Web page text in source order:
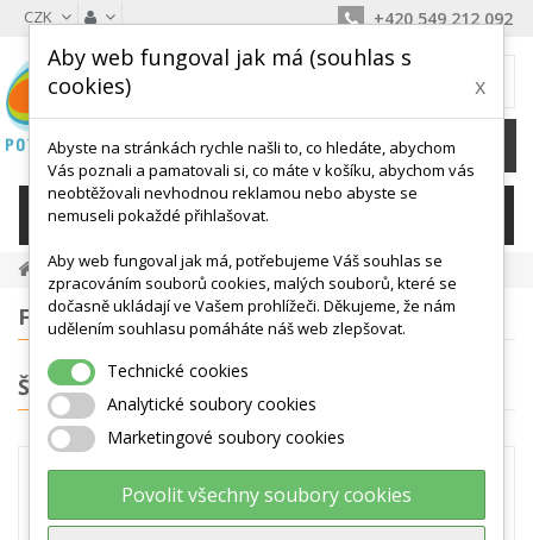
CZK +420 549 212 092
0 Kč
KATEGORIE
Podložky, Žíněnky
FILTROVÁNÍ
ŠTÍTKY
PODLOŽKY, ŽÍNĚNKY
Kvalitní žíněnka nebo podložka na cvičení patří mezi první
produkty, které si pořizujeme, když se rozhodneme začít cvičit. U
Aby web fungoval jak má (souhlas s
cookies)
x
Abyste na stránkách rychle našli to, co hledáte, abychom
Vás poznali a pamatovali si, co máte v košíku, abychom vás
neobtěžovali nevhodnou reklamou nebo abyste se
nemuseli pokaždé přihlašovat.
Aby web fungoval jak má, potřebujeme Váš souhlas se
zpracováním souborů cookies, malých souborů, které se
dočasně ukládají ve Vašem prohlížeči. Děkujeme, že nám
udělením souhlasu pomáháte náš web zlepšovat.
Technické cookies
Analytické soubory cookies
Marketingové soubory cookies
Povolit všechny soubory cookies